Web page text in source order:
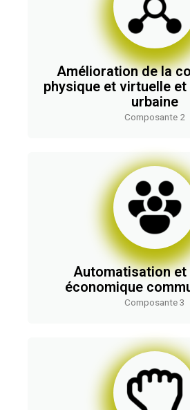
Amélioration de la
physique et virtuelle
urbaine
Composante 2
Automatisation et
économique
Composante 3